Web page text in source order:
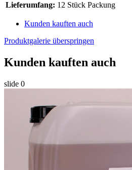
Lieferumfang: 12 Stück Packung
Kunden kauften auch
Produktgalerie überspringen
Kunden kauften auch
slide 0